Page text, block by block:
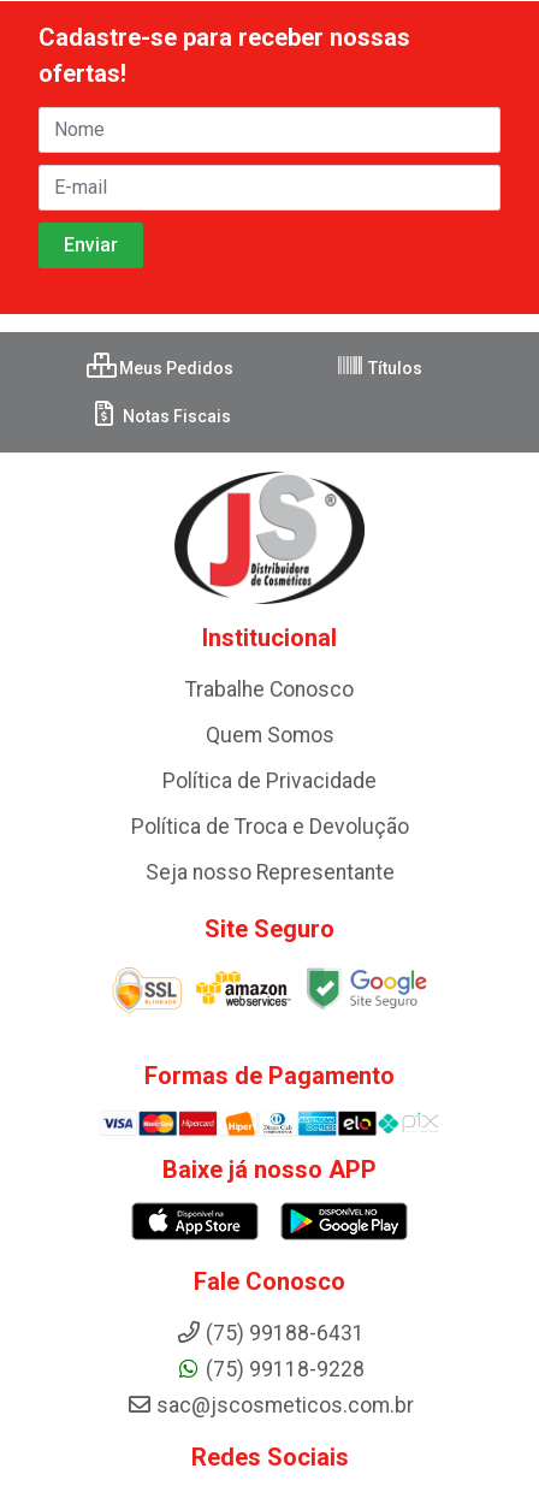
Cadastre-se para receber nossas
ofertas!
Meus Pedidos Títulos
Notas Fiscais
Institucional
Trabalhe Conosco
Quem Somos
Política de Privacidade
Política de Troca e Devolução
Seja nosso Representante
Site Seguro
Formas de Pagamento
Baixe já nosso APP
Fale Conosco
(75) 99188-6431
(75) 99118-9228
sac@jscosmeticos.com.br
Redes Sociais